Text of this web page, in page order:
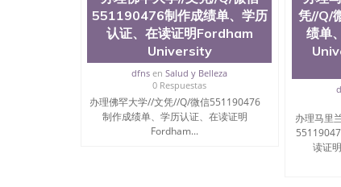
何塞州立大学（San Jose State University
立大学学位证（San Jose State University
立大学结业证（San Jose State University
立大学学位证（San Jose State University
立大学学历证书（San Jose State
塞州立大学学历证书（San Jose State
读CQU中央昆士兰大学学历 绩单购买学位
学历offieUniversityofSouthernQueensland
央昆士兰大学学历成绩单购买学位证书/澳
理威廉玛丽学院//文凭//Q/微信551190476
551190476制作成绩单、学历
认证、在读证明Fordham
University
dfns enSalud y Belleza
0 Respuestas
办理佛罕大学//文凭//Q/微信551190476
制作成绩单、学历认证、在读证明
Fordham...
凭//Q/
绩单
办理马里
读证